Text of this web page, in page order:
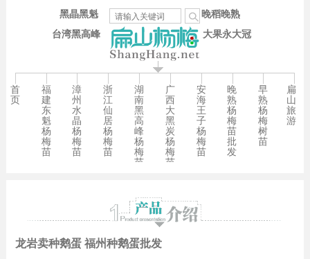
台湾黑高峰
晚稻晚熟
大果永大冠
黑晶黑魁
首
页
福
建
东
魁
杨
梅
苗
漳
州
水
晶
杨
梅
苗
浙
江
仙
居
杨
梅
苗
湖
南
黑
高
峰
杨
梅
苗
广
西
大
黑
炭
杨
梅
苗
安
海
王
子
杨
梅
苗
晚
熟
杨
梅
苗
批
发
早
熟
杨
梅
树
苗
扁
山
旅
游
龙岩卖种鹅蛋 福州种鹅蛋批发